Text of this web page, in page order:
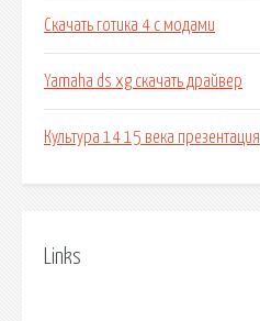
Скачать готика 4 с модами
Yamaha ds xg скачать драйвер
Культура 14 15 века презентация
Links